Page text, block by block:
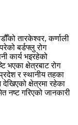
तारकेश्वर, कर्णाली
बर्डफ्लु रोग
कार्य भइरहेको
भएका क्षेत्रबाट रोग
र स्थानीय तहका
क्षेत्रमा रहेका
नष्ट गरिएको जानकारी